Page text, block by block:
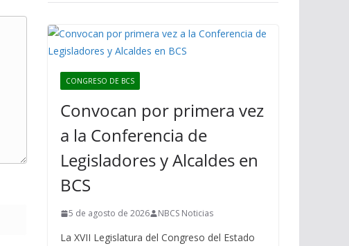
CONGRESO DE BCS
Convocan por primera vez
a la Conferencia de
Legisladores y Alcaldes en
BCS
5 de agosto de 2026 NBCS Noticias
La XVII Legislatura del Congreso del Estado